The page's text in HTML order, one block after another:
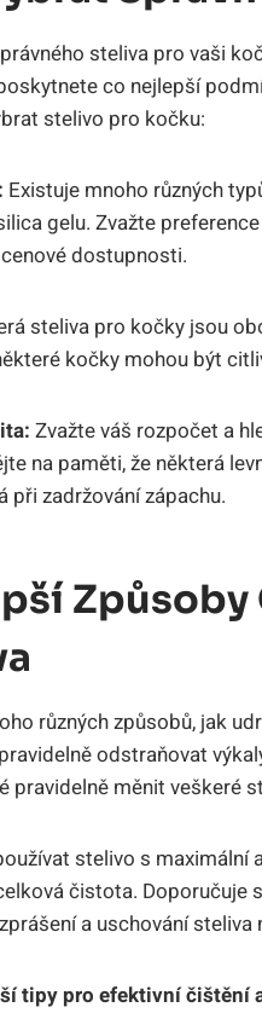
steliva pro vaši
co nejlepší
stelivo pro kočku:
Existuje mnoho různých
gelu. Zvažte
dostupnosti.
steliva pro kočky jsou
kočky mohou být
Zvažte váš rozpočet a
na paměti, že některá
při zadržování zápachu.
různých způsobů, jak
odstraňovat
pravidelně měnit veškeré
stelivo s
čistota. Doporučuje
a uschování steliva
tipy pro efektivní